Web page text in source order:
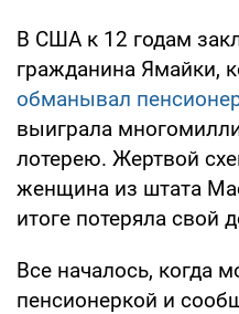
В США к 12 годам
гражданина Ямайки,
обманывал
выиграла
лотерею. Жертвой
женщина из штата
итоге потеряла свой
Все началось, когда
пенсионеркой и